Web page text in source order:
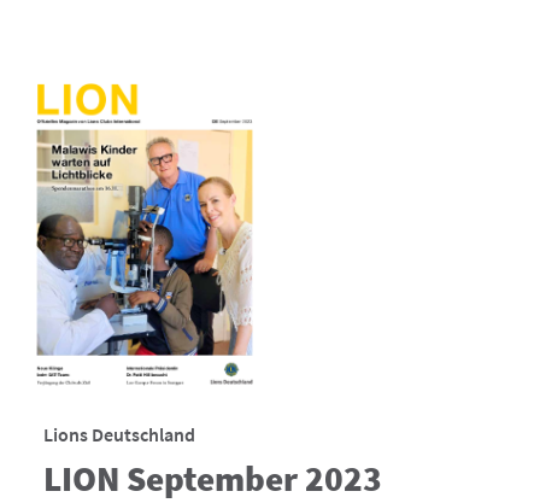
Lions Deutschland
LION September 2023